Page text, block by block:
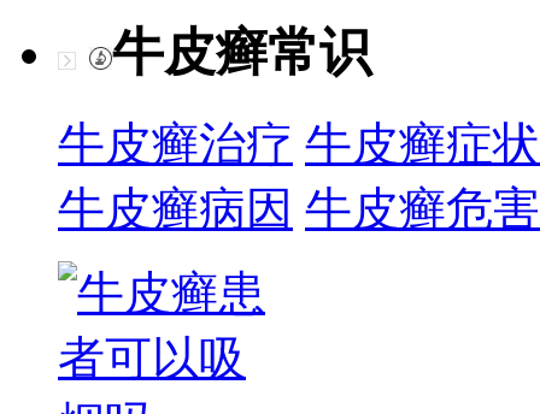
牛皮癣常识
牛皮癣治疗 牛皮癣症状
牛皮癣病因 牛皮癣危害